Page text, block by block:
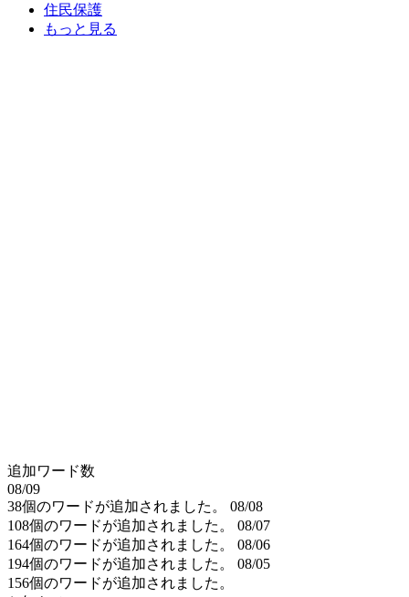
住民保護
もっと見る
追加ワード数
08/09
38個のワードが追加されました。
08/08
108個のワードが追加されました。
08/07
164個のワードが追加されました。
08/06
194個のワードが追加されました。
08/05
156個のワードが追加されました。